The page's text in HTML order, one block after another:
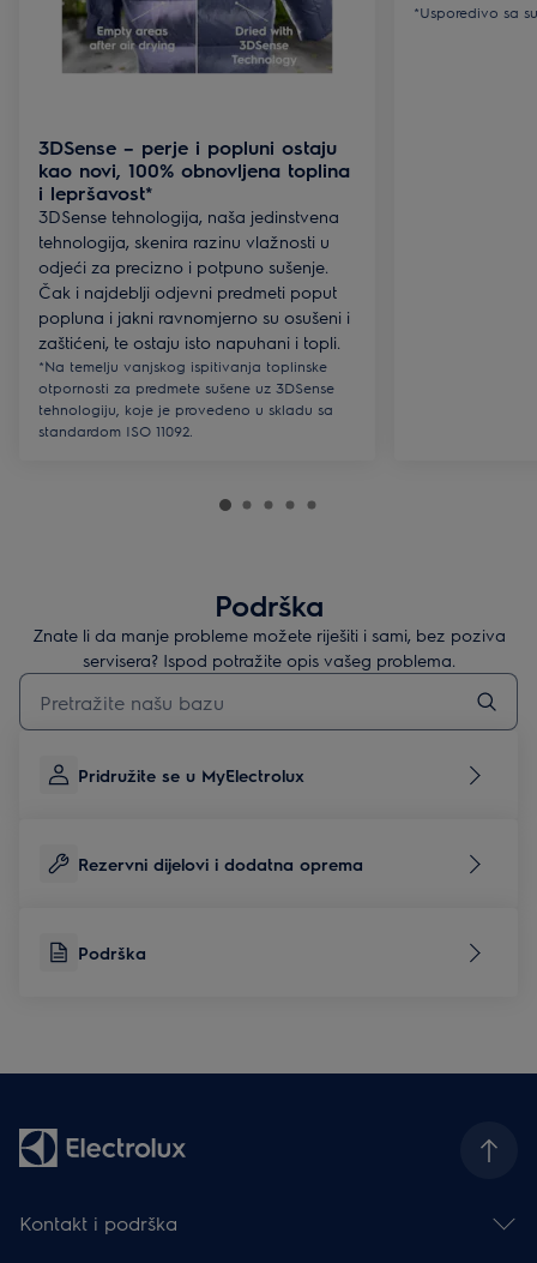
3DSense – perje i popluni ostaju
kao novi, 100% obnovljena toplina
i lepršavost*
3DSense tehnologija, naša jedinstvena
tehnologija, skenira razinu vlažnosti u
odjeći za precizno i potpuno sušenje.
Čak i najdeblji odjevni predmeti poput
popluna i jakni ravnomjerno su osušeni i
zaštićeni, te ostaju isto napuhani i topli.
*Na temelju vanjskog ispitivanja toplinske
otpornosti za predmete sušene uz 3DSense
tehnologiju, koje je provedeno u skladu sa
standardom ISO 11092.
*Usporedivo sa
Podrška
Znate li da manje probleme možete riješiti i sami, bez poziva
servisera? Ispod potražite opis vašeg problema.
Upišite za pretraživanje članaka podrške
Pridružite se u MyElectrolux
Rezervni dijelovi i dodatna oprema
Podrška
Kontakt i podrška